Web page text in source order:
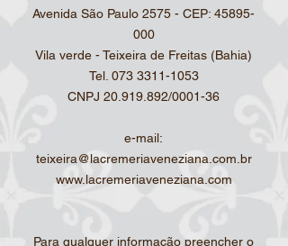
Avenida São Paulo 2575 - CEP: 45895-
000
Vila verde - Teixeira de Freitas (Bahia)
Tel. 073 3311-1053
CNPJ 20.919.892/0001-36
e-mail:
teixeira@lacremeriaveneziana.com.br
www.lacremeriaveneziana.com
Para qualquer informação preencher o